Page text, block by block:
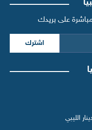
على بريدك
اشترك
الليبي